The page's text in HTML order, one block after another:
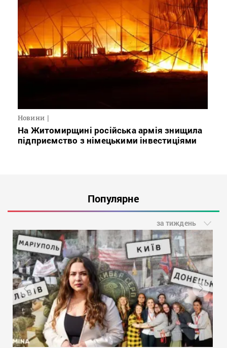
Новини
На Житомирщині російська армія знищила
підприємство з німецькими інвестиціями
Популярне
за тиждень